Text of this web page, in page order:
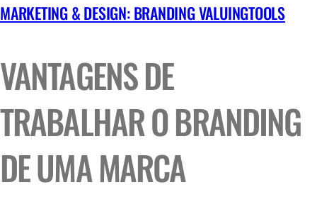
MARKETING & DESIGN: BRANDING VALUINGTOOLS
VANTAGENS DE
TRABALHAR O BRANDING
DE UMA MARCA